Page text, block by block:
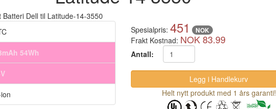
54Wh
Spesialpris: 451 NOK
Frakt Kostnad: NOK 83.99
Antall:
Helt nytt produkt med 1 års garanti!